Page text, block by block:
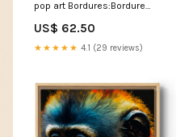
pop art Bordures:Bordure
US$ 62.50
★★★★★ 4.1 (29 reviews)